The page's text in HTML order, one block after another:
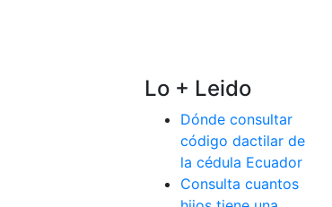
Lo + Leido
Dónde consultar
código dactilar de
la cédula Ecuador
Consulta cuantos